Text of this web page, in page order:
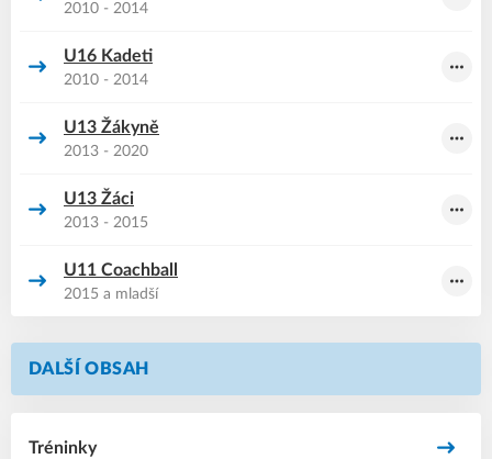
2010 - 2014
U16 Kadeti
2010 - 2014
U13 Žákyně
2013 - 2020
U13 Žáci
2013 - 2015
U11 Coachball
2015 a mladší
DALŠÍ OBSAH
Tréninky